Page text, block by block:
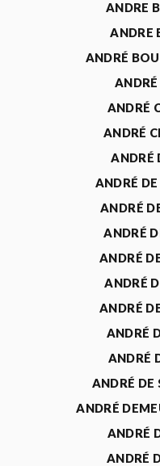
ANDRE
ANDRE
ANDRÉ
ANDRÉ
ANDRÉ
ANDRÉ
ANDRÉ
ANDRÉ
ANDRÉ
ANDRÉ
ANDRÉ
ANDRÉ
ANDRÉ
ANDRÉ
ANDRÉ
ANDRÉ DE
ANDRÉ
ANDRÉ
ANDRÉ